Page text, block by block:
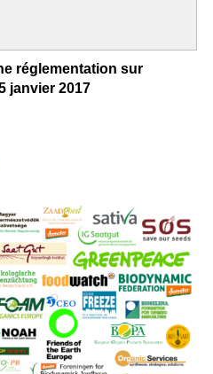
réglementation sur
janvier 2017